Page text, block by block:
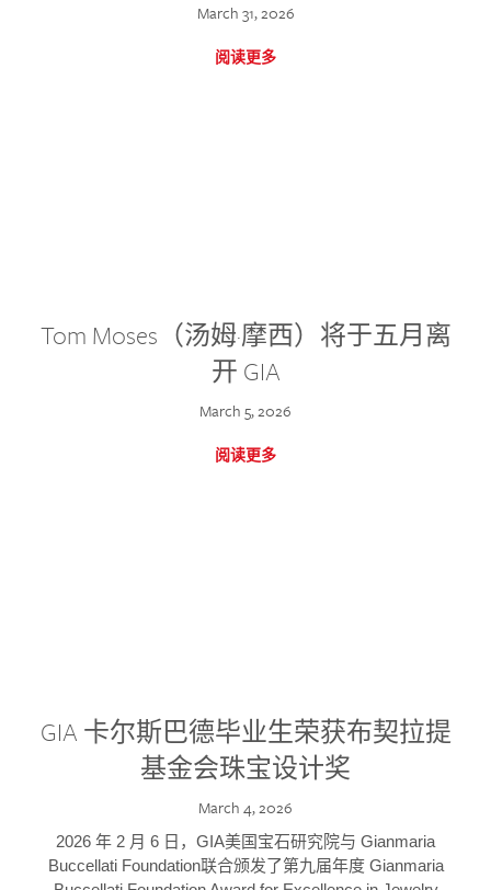
March 31, 2026
阅读更多
Tom Moses（汤姆·摩西）将于五月离
开 GIA
March 5, 2026
阅读更多
GIA 卡尔斯巴德毕业生荣获布契拉提
基金会珠宝设计奖
March 4, 2026
2026 年 2 月 6 日，GIA美国宝石研究院与 Gianmaria
Buccellati Foundation联合颁发了第九届年度 Gianmaria